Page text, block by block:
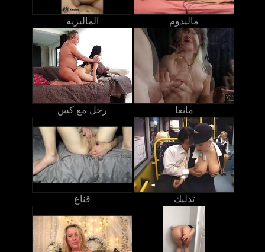
الماليزية ماليدوم
رجل مع كس مانغا
قناع تدليك